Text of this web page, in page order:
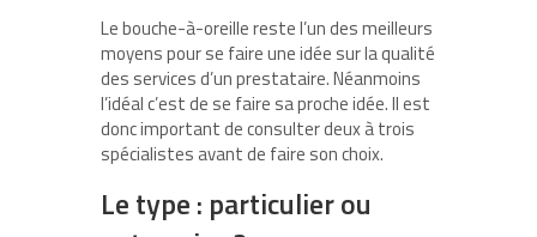
Le bouche-à-oreille reste l’un des meilleurs
moyens pour se faire une idée sur la qualité
des services d’un prestataire. Néanmoins
l’idéal c’est de se faire sa proche idée. Il est
donc important de consulter deux à trois
spécialistes avant de faire son choix.
Le type : particulier ou